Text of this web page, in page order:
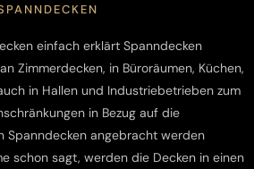
einfach erklärt Spanndecken
Zimmerdecken, in Büroräumen, Küchen,
in Hallen und Industriebetrieben zum
in Bezug auf die
Spanndecken angebracht werden
schon sagt, werden die Decken in einen